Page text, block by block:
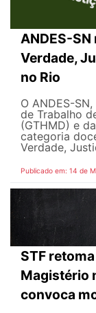
ANDES-
Verdade,
no Rio
O ANDES-
de Trabalho
(GTHMD) e
categoria
Verdade,
Publicado em: 14 de
STF
Magistério
convoca